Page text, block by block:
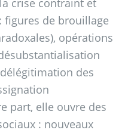
crise contraint et
figures de brouillage
opérations
des
part, elle ouvre des
: nouveaux